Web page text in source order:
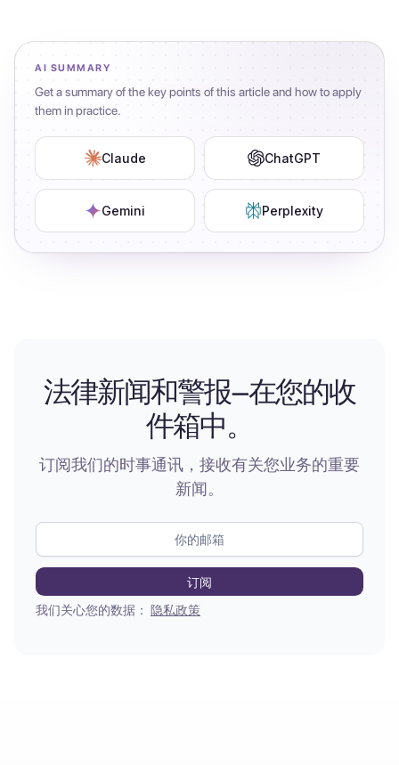
AI SUMMARY
Get a summary of the key points of this article and how to apply
them in practice.
Claude ChatGPT
Gemini Perplexity
法律新闻和警报—在您的收
件箱中。
订阅我们的时事通讯，接收有关您业务的重要
新闻。
我们关心您的数据： 隐私政策